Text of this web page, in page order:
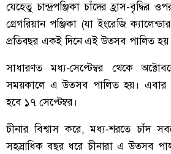
যেহেতু চান্দ্রপঞ্জিকা চাঁদের হ্রাস-বৃদ্ধির
গ্রেগরিয়ান পঞ্জিকা (যা ইংরেজি
প্রতিবছর একই দিনে এই উত্সব পালিত হয়
সাধারণত মধ্য-সেপ্টেম্বর থেকে
সময়কালে এ উত্সব পালিত হয়। এবার
হবে ১৭ সেপ্টেম্বর।
​চীনার বিশ্বাস করে, মধ্য-শরতে চাঁদ
সহস্রাধিক বছর ধরে চীনারা এ উত্সব